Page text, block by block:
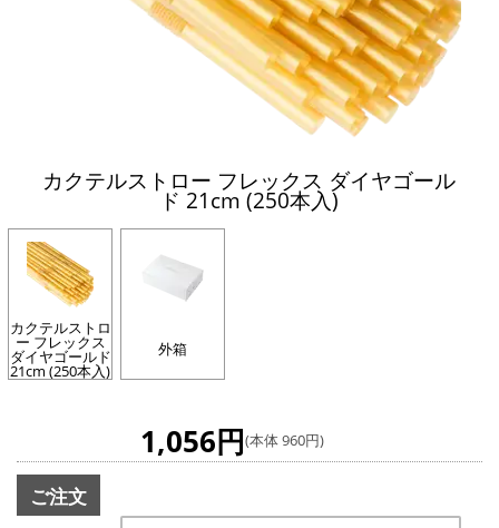
カクテルストロー フレックス ダイヤゴール
ド 21cm (250本入)
カクテルストロ
ー フレックス
ダイヤゴールド
21cm (250本入)
外箱
1,056円(本体 960円)
ご注文